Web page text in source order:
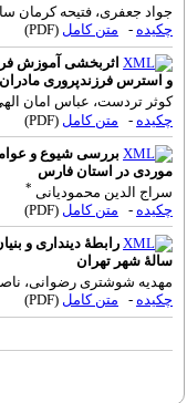
جواد جعفری، فتیحه کرمان
چکیده - متن کامل(PDF)
اثربخشی آموزش
و استرس فرزندپروری مادران
کوثر تردست، عباس امان الهی
چکیده - متن کامل(PDF)
بررسی شیوع و عوامل
موردی در استان فارس
سراج الدین محمودیانی
چکیده - متن کامل(PDF)
سالۀ شهر تهران
مهدیه شوشتری رضوانی، ناصر
چکیده - متن کامل(PDF)